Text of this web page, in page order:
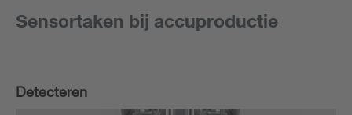
Sensortaken bij accuproductie
Detecteren